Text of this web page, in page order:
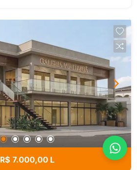
R$ 7.000,00 L